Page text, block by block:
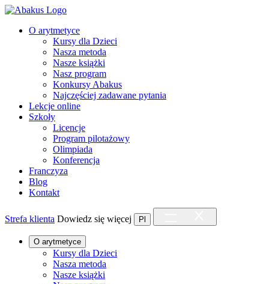
O arytmetyce
Kursy dla Dzieci
Nasza metoda
Nasze książki
Nasz program
Konkursy Abakus
Najczęściej zadawane pytania
Lekcje online
Szkoły
Licencje
Program pilotażowy
Olimpiada
Konferencja
Franczyza
Blog
Kontakt
Strefa klienta Dowiedz się więcej Pl
O arytmetyce
Kursy dla Dzieci
Nasza metoda
Nasze książki